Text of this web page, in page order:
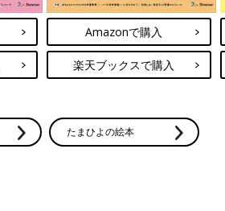
Amazonで購入
楽天ブックスで購入
たまひよの絵本